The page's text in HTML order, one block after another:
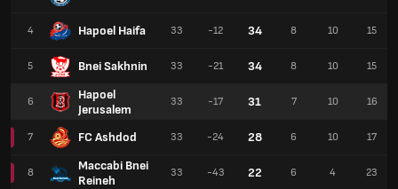
4 Hapoel Haifa
5 Bnei Sakhnin
6
Hapoel
Jerusalem
7 FC Ashdod
8
Maccabi Bnei
Reineh
33 -12 34 8 10 15
33 -21 34 8 10 15
33 -17 31 7 10 16
33 -24 28 6 10 17
33 -43 22 6 4 23